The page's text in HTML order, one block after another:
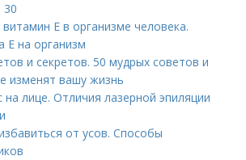
30
Е в организме человека.
E на организм
и секретов. 50 мудрых советов и
изменят вашу жизнь
на лице. Отличия лазерной эпиляции
от усов. Способы